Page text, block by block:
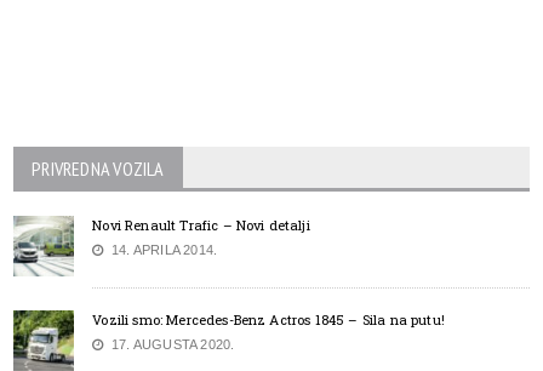
PRIVREDNA VOZILA
Novi Renault Trafic – Novi detalji
14. APRILA 2014.
Vozili smo: Mercedes-Benz Actros 1845 – Sila na putu!
17. AUGUSTA 2020.